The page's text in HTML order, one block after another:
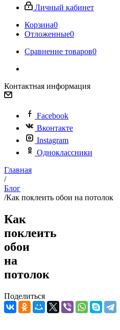
Личный кабинет
Корзина0
Отложенные0
Сравнение товаров0
Контактная информация
Facebook
Вконтакте
Instagram
Одноклассники
Главная
/
Блог
/Как поклеить обои на потолок
Как
поклеить
обои
на
потолок
Поделиться